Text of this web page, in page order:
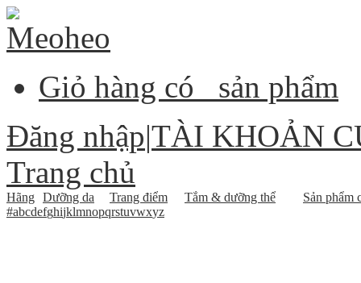
Giỏ hàng có
sản phẩm
Đăng nhập|TÀI KHOẢN
Trang chủ
Hãng Dưỡng da Trang điểm Tắm & dưỡng thể
Sản phẩm
#abcdefghijklmnopqrstuvwxyz